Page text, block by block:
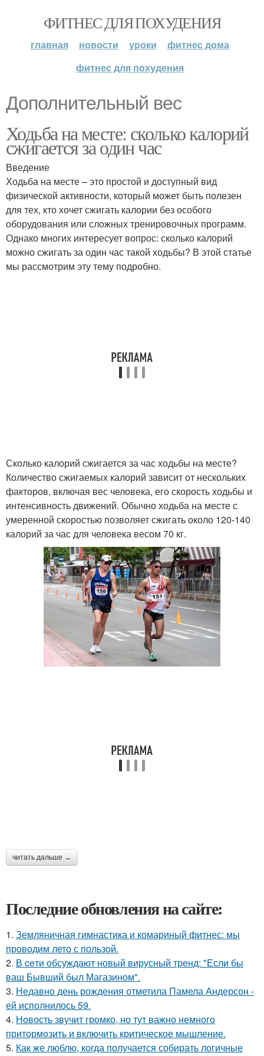
ФИТНЕС ДЛЯ ПОХУДЕНИЯ
главная новости уроки
фитнес дома
фитнес для похудения
Дополнительный вес
Ходьба на месте: сколько калорий
сжигается за один час
Введение
Ходьба на месте – это простой и доступный вид
физической активности, который может быть полезен
для тех, кто хочет сжигать калории без особого
оборудования или сложных тренировочных программ.
Однако многих интересует вопрос: сколько калорий
можно сжигать за один час такой ходьбы? В этой статье
мы рассмотрим эту тему подробно.
Сколько калорий сжигается за час ходьбы на месте?
Количество сжигаемых калорий зависит от нескольких
факторов, включая вес человека, его скорость ходьбы и
интенсивность движений. Обычно ходьба на месте с
умеренной скоростью позволяет сжигать около 120-140
калорий за час для человека весом 70 кг.
читать дальше →
Последние обновления на сайте:
1. Земляничная гимнастика и комариный фитнес: мы
проводим лето с пользой.
2. В ceти обсуждают новый вирусный тренд: "Если бы
ваш Бывший был Магазином".
3. Недавно день рождения отметила Памела Андерсон -
ей исполнилось 59.
4. Новость звучит громко, но тут важно немного
притормозить и включить критическое мышление.
5. Как же люблю, когда получается собирать логичные